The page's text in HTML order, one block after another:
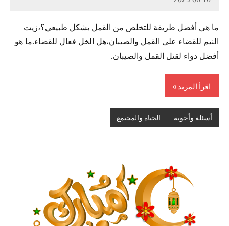
Admin
ما هي أفضل طريقة للتخلص من القمل بشكل طبيعي؟،زيت
النيم للقضاء على القمل والصيبان،هل الخل فعال للقضاء.ما هو
أفضل دواء لقتل القمل والصيبان.
اقرأ المزيد
أسئلة وأجوبة الحياة والمجتمع